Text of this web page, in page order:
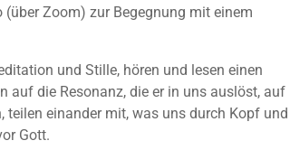
(über Zoom) zur Begegnung mit einem
und Stille, hören und lesen einen
auf die Resonanz, die er in uns auslöst, auf
teilen einander mit, was uns durch Kopf und
Gott.